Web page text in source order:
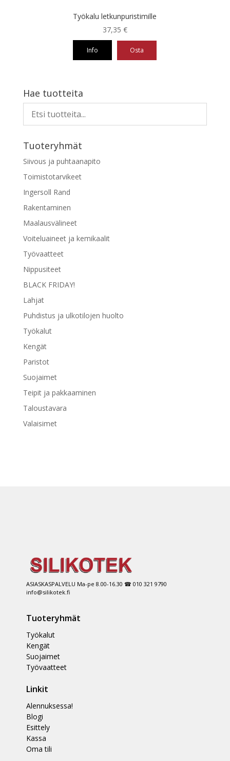
Työkalu letkunpuristimille
37,35 €
Info Osta
Hae tuotteita
Tuoteryhmät
Siivous ja puhtaanapito
Toimistotarvikeet
Ingersoll Rand
Rakentaminen
Maalausvälineet
Voiteluaineet ja kemikaalit
Työvaatteet
Nippusiteet
BLACK FRIDAY!
Lahjat
Puhdistus ja ulkotilojen huolto
Työkalut
Kengät
Paristot
Suojaimet
Teipit ja pakkaaminen
Taloustavara
Valaisimet
ASIASKASPALVELU Ma-pe 8.00-16.30 ☎ 010 321 9790
info@silikotek.fi
Tuoteryhmät
Työkalut
Kengät
Suojaimet
Työvaatteet
Linkit
Alennuksessa!
Blogi
Esittely
Kassa
Oma tili